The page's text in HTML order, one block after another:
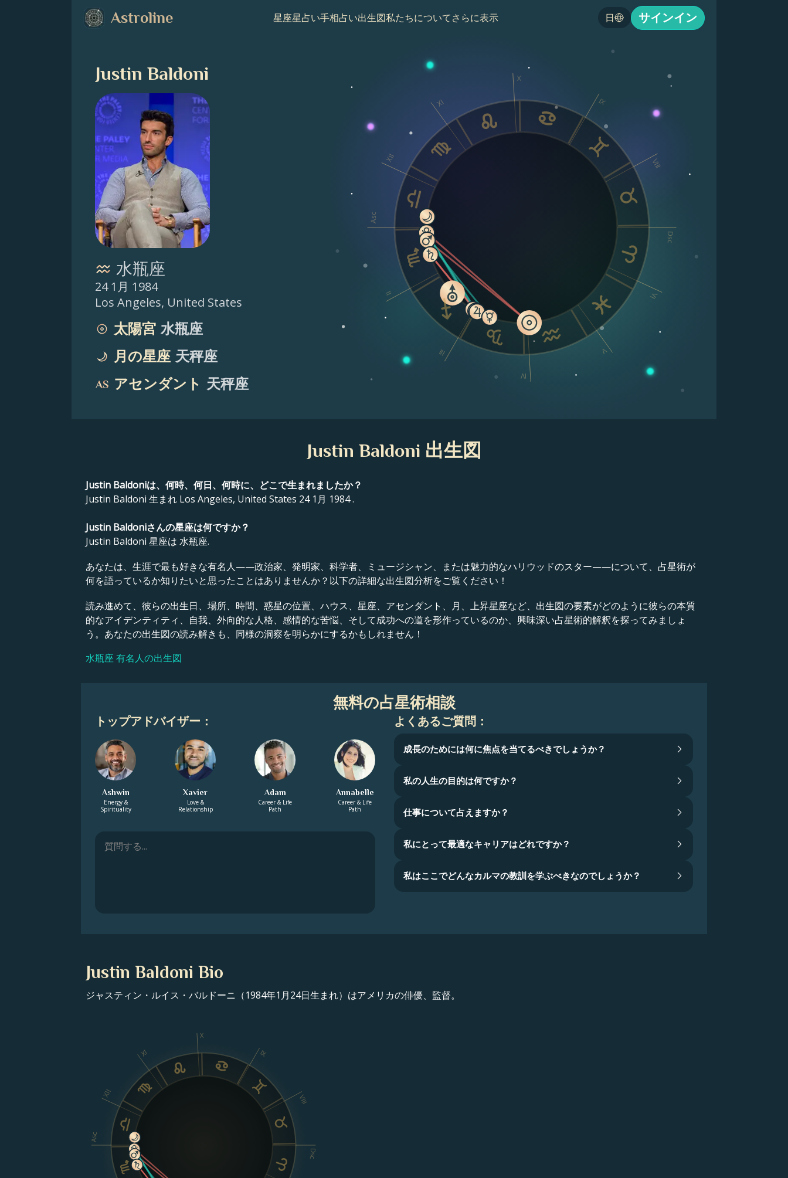
Astroline 星座星占い手相占い出生図私たちについてさらに表示 日 サインイン
Justin Baldoni
水瓶座
24 1月 1984
Los Angeles, United States
太陽宮 水瓶座
月の星座 天秤座
アセンダント 天秤座
Asc
II
III
IV
V
VI
Dsc
VIII
IX
X
XI
XII
Justin Baldoni 出生図
Justin Baldoniは、何時、何日、何時に、どこで生まれましたか？
Justin Baldoni 生まれ Los Angeles, United States 24 1月 1984 .
Justin Baldoniさんの星座は何ですか？
Justin Baldoni 星座は 水瓶座.
あなたは、生涯で最も好きな有名人——政治家、発明家、科学者、ミュージシャン、または魅力的なハリウッドのスター——について、占星術が
何を語っているか知りたいと思ったことはありませんか？以下の詳細な出生図分析をご覧ください！
読み進めて、彼らの出生日、場所、時間、惑星の位置、ハウス、星座、アセンダント、月、上昇星座など、出生図の要素がどのように彼らの本質
的なアイデンティティ、自我、外向的な人格、感情的な苦悩、そして成功への道を形作っているのか、興味深い占星術的解釈を探ってみましょ
う。あなたの出生図の読み解きも、同様の洞察を明らかにするかもしれません！
水瓶座 有名人の出生図
無料の占星術相談
トップアドバイザー：
Ashwin
Energy &
Spirituality
Xavier
Love &
Relationship
Adam
Career & Life
Path
Annabelle
Career & Life
Path
よくあるご質問：
成長のためには何に焦点を当てるべきでしょうか？
私の人生の目的は何ですか？
仕事について占えますか？
私にとって最適なキャリアはどれですか？
私はここでどんなカルマの教訓を学ぶべきなのでしょうか？
Justin Baldoni Bio
ジャスティン・ルイス・バルドーニ（1984年1月24日生まれ）はアメリカの俳優、監督。
Asc
Dsc
VIII
IX
X
XI
XII